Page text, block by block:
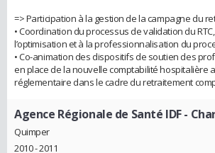
=> Participation à la gestion de la campagne du
• Coordination du processus de validation du
l’optimisation et à la professionnalisation du
• Co-animation des dispositifs de soutien des
en place de la nouvelle comptabilité hospitalière
réglementaire dans le cadre du retraitement
Agence Régionale de Santé IDF-
Quimper
2010 - 2011